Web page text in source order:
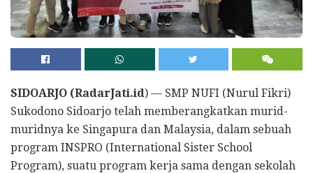
SIDOARJO (RadarJati.id) — SMP NUFI (Nurul Fikri)
Sukodono Sidoarjo telah memberangkatkan murid-
muridnya ke Singapura dan Malaysia, dalam sebuah
program INSPRO (International Sister School
Program), suatu program kerja sama dengan sekolah